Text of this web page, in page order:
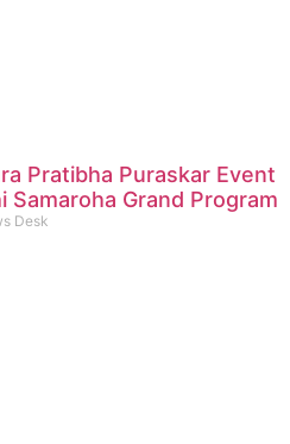
Pratibha Puraskar Event
Samaroha Grand Program
Desk